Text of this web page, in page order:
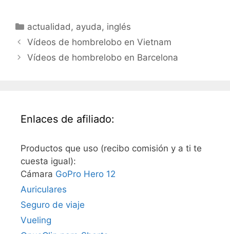
subdirectorio de
hombrelobo. Y mientras
posibilidad de subtitular
Categorías
actualidad, ayuda, inglés
Vídeos de hombrelobo en Vietnam
Vídeos de hombrelobo en Barcelona
Enlaces de afiliado:
Productos que uso (recibo comisión y a ti te
cuesta igual):
Cámara GoPro Hero 12
Auriculares
Seguro de viaje
Vueling